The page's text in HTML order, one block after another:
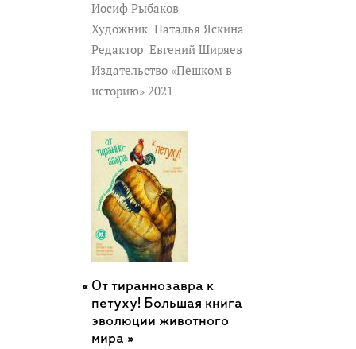
Иосиф Рыбаков
Художник Наталья Яскина
Редактор Евгений Ширяев
Издательство «Пешком в
историю» 2021
От тираннозавра к
петуху! Большая книга
эволюции животного
мира »